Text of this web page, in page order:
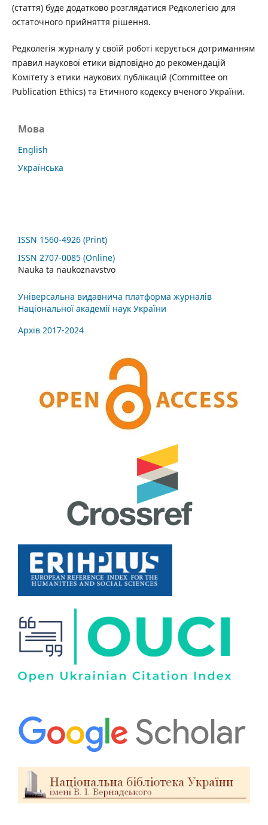
(стаття) буде додатково розглядатися Редколегією для
остаточного прийняття рішення.
Редколегія журналу у своїй роботі керується дотриманням
правил наукової етики відповідно до рекомендацій
Комітету з етики наукових публікацій (Committee on
Publication Ethics) та Етичного кодексу вченого України.
Мова
English
Українська
ISSN 1560-4926 (Print)
ISSN 2707-0085 (Online)
Nauka ta naukoznavstvo
Універсальна видавнича платформа журналів
Національної академії наук України
Архів 2017-2024